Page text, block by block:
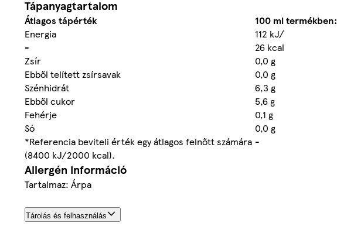
Tápanyagtartalom
Átlagos tápérték 100 ml termékben:
Energia
112 kJ/
-
26 kcal
Zsír
0,0 g
Ebből telített zsírsavak
0,0 g
Szénhidrát
6,3 g
Ebből cukor
5,6 g
Fehérje
0,1 g
Só
0,0 g
*Referencia beviteli érték egy átlagos felnőtt számára
(8400 kJ/2000 kcal).
-
Allergén információ
Tartalmaz: Árpa
Tárolás és felhasználás